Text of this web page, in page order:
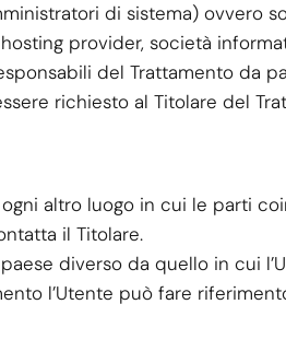
di sistema) ovvero
provider, società
del Trattamento da
richiesto al Titolare del
altro luogo in cui le parti
il Titolare.
diverso da quello in cui
l’Utente può fare